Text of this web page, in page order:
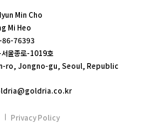
Min Cho
Mi Heo
86-76393
울종로-1019호
ro, Jongno-gu, Seoul, Republic
Privacy Policy